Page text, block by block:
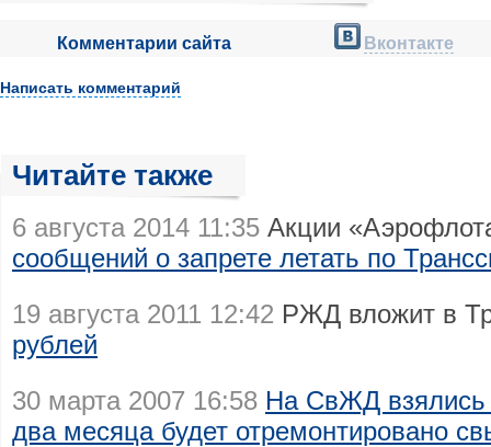
Комментарии сайта Вконтакте
Написать комментарий
Читайте также
6 августа 2014 11:35 Акции
сообщений о запрете летать по
19 августа 2011 12:42 РЖД вложит в
рублей
30 марта 2007 16:58 На СвЖД взялись
два месяца будет отремонтировано